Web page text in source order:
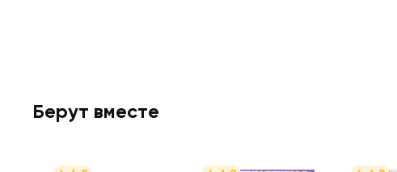
Берут вместе